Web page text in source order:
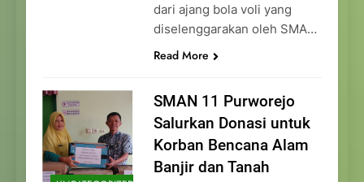
dari ajang bola voli yang
diselenggarakan oleh SMA…
Read More
SMAN 11 Purworejo
Salurkan Donasi untuk
Korban Bencana Alam
Banjir dan Tanah